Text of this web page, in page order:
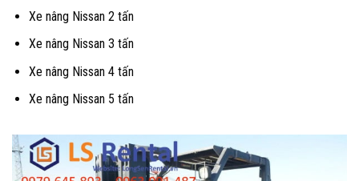
Xe nâng Nissan 2 tấn
Xe nâng Nissan 3 tấn
Xe nâng Nissan 4 tấn
Xe nâng Nissan 5 tấn